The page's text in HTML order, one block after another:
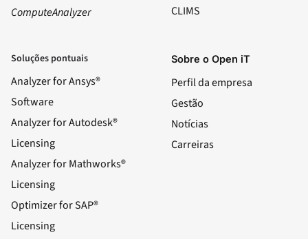
ComputeAnalyzer
CLIMS
Soluções pontuais
Analyzer for Ansys®
Software
Analyzer for Autodesk®
Licensing
Analyzer for Mathworks®
Licensing
Optimizer for SAP®
Licensing
Sobre o Open iT
Perfil da empresa
Gestão
Notícias
Carreiras